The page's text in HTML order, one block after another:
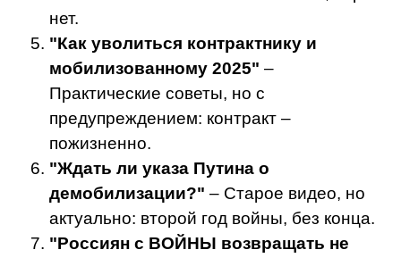
нет.
"Как уволиться контрактнику и
мобилизованному 2025" –
Практические советы, но с
предупреждением: контракт –
пожизненно.
"Ждать ли указа Путина о
демобилизации?" – Старое видео, но
актуально: второй год войны, без конца.
"Россиян с ВОЙНЫ возвращать не